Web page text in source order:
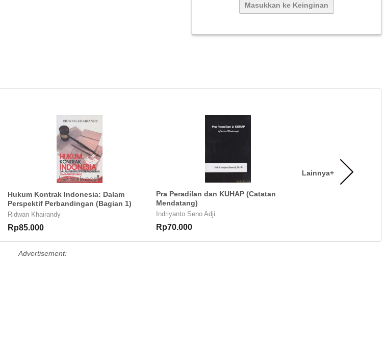
Hukum Kontrak Indonesia: Dalam
Perspektif Perbandingan (Bagian 1)
Ridwan Khairandy
Rp85.000
Pra Peradilan dan KUHAP (Catatan
Mendatang)
Indriyanto Seno Adji
Rp70.000
Lainnya+
Advertisement: